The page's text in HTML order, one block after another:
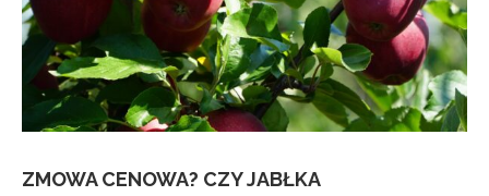
ZMOWA CENOWA? CZY JABŁKA